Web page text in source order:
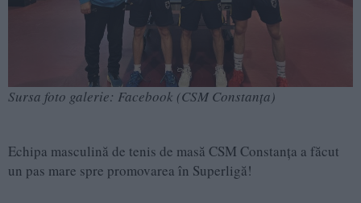
Sursa foto galerie: Facebook (CSM Constanța)
Echipa masculină de tenis de masă CSM Constanța a făcut
un pas mare spre promovarea în Superligă!